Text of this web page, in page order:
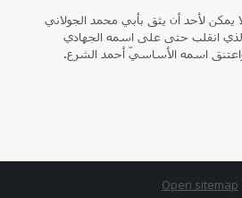
يمكن لأحد أن يثق بأبي محمد الجولاني
انقلب حتى على اسمه الجهادي
اسمه الأساسيّ أحمد الشرع.
Open sitemap